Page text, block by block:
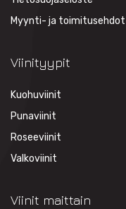
Myynti- ja toimitusehdot
Viinityypit
Kuohuviinit
Punaviinit
Roseeviinit
Valkoviinit
Viinit maittain